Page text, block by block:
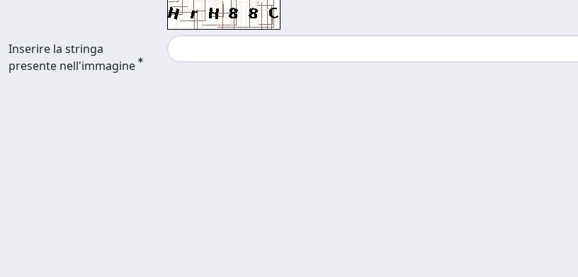
Inserire la stringa
presente nell'immagine